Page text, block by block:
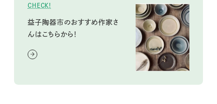
CHECK!
益子陶器市のおすすめ作家さ
んはこちらから！